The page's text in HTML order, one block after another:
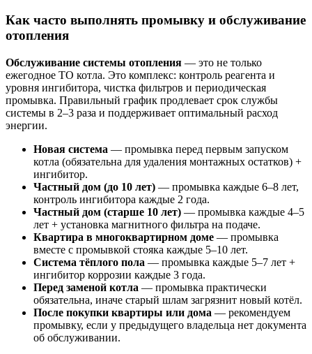
Как часто выполнять промывку и обслуживание
отопления
Обслуживание системы отопления — это не только
ежегодное ТО котла. Это комплекс: контроль реагента и
уровня ингибитора, чистка фильтров и периодическая
промывка. Правильный график продлевает срок службы
системы в 2–3 раза и поддерживает оптимальный расход
энергии.
Новая система — промывка перед первым запуском
котла (обязательна для удаления монтажных остатков) +
ингибитор.
Частный дом (до 10 лет) — промывка каждые 6–8 лет,
контроль ингибитора каждые 2 года.
Частный дом (старше 10 лет) — промывка каждые 4–5
лет + установка магнитного фильтра на подаче.
Квартира в многоквартирном доме — промывка
вместе с промывкой стояка каждые 5–10 лет.
Система тёплого пола — промывка каждые 5–7 лет +
ингибитор коррозии каждые 3 года.
Перед заменой котла — промывка практически
обязательна, иначе старый шлам загрязнит новый котёл.
После покупки квартиры или дома — рекомендуем
промывку, если у предыдущего владельца нет документа
об обслуживании.